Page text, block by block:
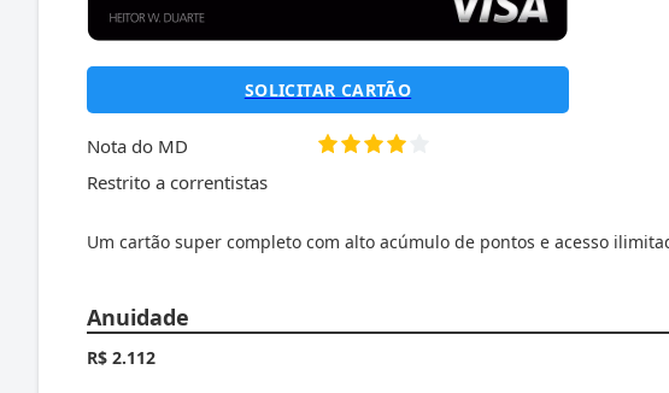
SOLICITAR CARTÃO
Nota do MD
Restrito a correntistas
Um cartão super completo com alto acúmulo de pontos e acesso
Anuidade
R$ 2.112